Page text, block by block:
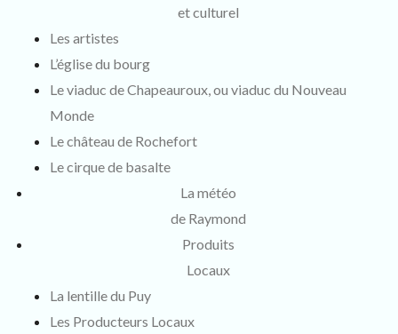
et culturel
Les artistes
L’église du bourg
Le viaduc de Chapeauroux, ou viaduc du Nouveau
Monde
Le château de Rochefort
Le cirque de basalte
La météo
de Raymond
Produits
Locaux
La lentille du Puy
Les Producteurs Locaux